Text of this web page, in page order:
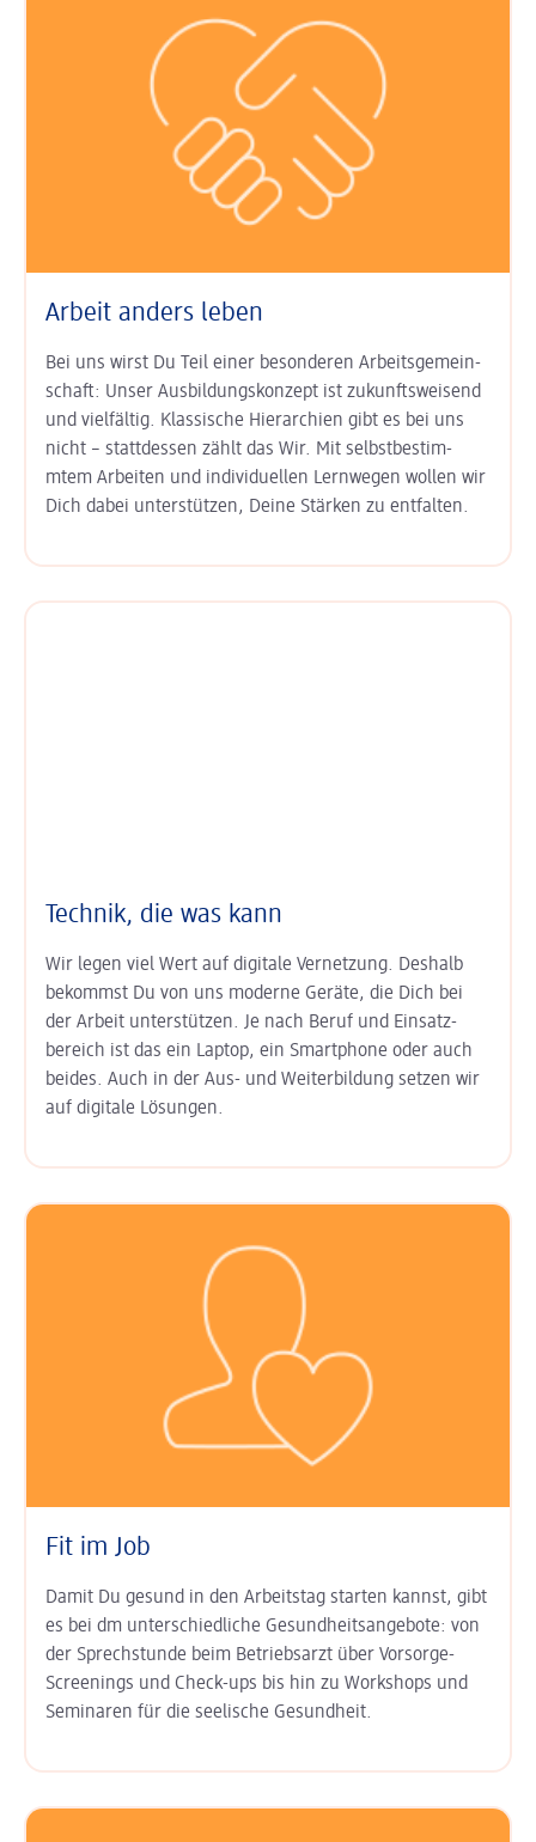
Arbeit anders leben
Bei uns wirst Du Teil einer besonderen Arbeits­gemein­
schaft: Unser Aus­bildungs­konzept ist zukunfts­weisend
und vielfältig. Klas­sische Hierarchien gibt es bei uns
nicht – statt­dessen zählt das Wir. Mit selbst­bestim­
mtem Arbeiten und indi­viduel­len Lern­wegen wollen wir
Dich dabei unter­stützen, Deine Stärken zu entfalten.
Technik, die was kann
Wir legen viel Wert auf digitale Ver­netzung. Deshalb
bekommst Du von uns moderne Geräte, die Dich bei
der Arbeit unter­stützen. Je nach Beruf und Einsatz­
bereich ist das ein Laptop, ein Smart­phone oder auch
beides. Auch in der Aus- und Weiter­bildung setzen wir
auf digitale Lösungen.
Fit im Job
Damit Du gesund in den Arbeits­tag starten kannst, gibt
es bei dm unter­schied­liche Gesundheits­angebote: von
der Sprech­stunde beim Betriebs­arzt über Vor­sorge-
Screenings und Check-ups bis hin zu Work­shops und
Semi­naren für die seelische Gesund­heit.